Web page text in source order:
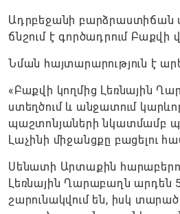
Ադրբեջանի բարձրաստիճան
ճնշում է գործադրում Բաքվի
Նման հայտարարություն է
«Բաքվի կողմից Լեռնային
ստեղծում և անջատում
պաշտոնյաների նկատմամբ
Լաչինի միջանցքը բացելու
Սենատի Արտաքին
Լեռնային Ղարաբաղն արդեն
շարունակվում են, իսկ